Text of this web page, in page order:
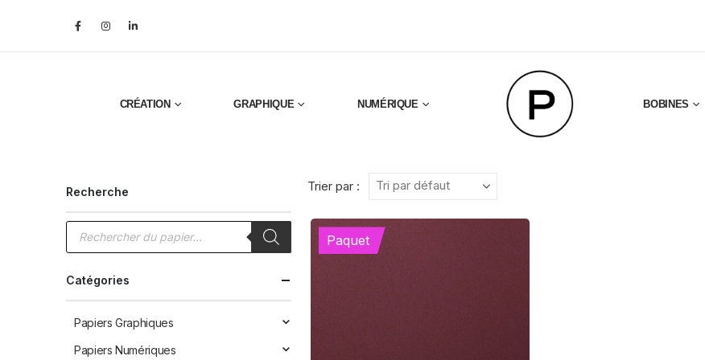
CRÉATION GRAPHIQUE NUMÉRIQUE BOBINES
Trier par :
Paquet
Recherche
Recherche
produits
Catégories
Papiers Graphiques
Papiers Numériques